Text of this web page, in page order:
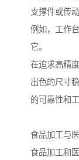
支撑件或传动
例如，工作
它。
在追求高精
出色的尺寸
的可靠性和
食品加工与
食品加工和